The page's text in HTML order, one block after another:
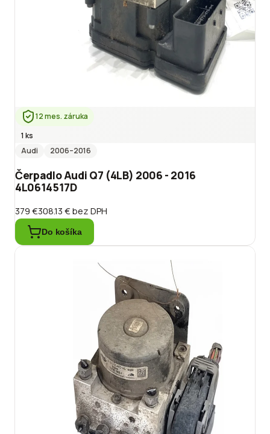
12 mes. záruka
1 ks
Audi
2006–2016
Čerpadlo Audi Q7 (4LB) 2006 - 2016
4L0614517D
379 €308.13 €bez DPH
Do košíka